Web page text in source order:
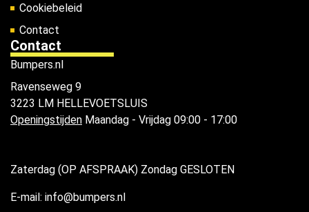
Cookiebeleid
Contact
Contact
Bumpers.nl
Ravenseweg 9
3223 LM HELLEVOETSLUIS
Openingstijden Maandag - Vrijdag 09:00 - 17:00
Zaterdag (OP AFSPRAAK) Zondag GESLOTEN
E-mail: info@bumpers.nl